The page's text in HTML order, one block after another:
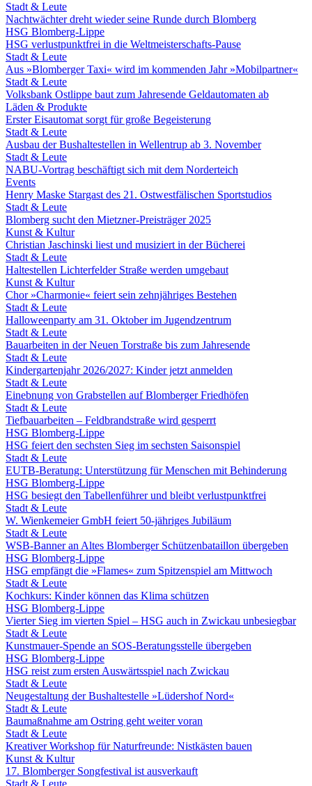
Stadt & Leute
Nachtwächter dreht wieder seine Runde durch Blomberg
HSG Blomberg-Lippe
HSG verlustpunktfrei in die Weltmeisterschafts-Pause
Stadt & Leute
Aus »Blomberger Taxi« wird im kommenden Jahr »Mobilpartner«
Stadt & Leute
Volksbank Ostlippe baut zum Jahresende Geldautomaten ab
Läden & Produkte
Erster Eisautomat sorgt für große Begeisterung
Stadt & Leute
Ausbau der Bushaltestellen in Wellentrup ab 3. November
Stadt & Leute
NABU-Vortrag beschäftigt sich mit dem Norderteich
Events
Henry Maske Stargast des 21. Ostwestfälischen Sportstudios
Stadt & Leute
Blomberg sucht den Mietzner-Preisträger 2025
Kunst & Kultur
Christian Jaschinski liest und musiziert in der Bücherei
Stadt & Leute
Haltestellen Lichterfelder Straße werden umgebaut
Kunst & Kultur
Chor »Charmonie« feiert sein zehnjähriges Bestehen
Stadt & Leute
Halloweenparty am 31. Oktober im Jugendzentrum
Stadt & Leute
Bauarbeiten in der Neuen Torstraße bis zum Jahresende
Stadt & Leute
Kindergartenjahr 2026/2027: Kinder jetzt anmelden
Stadt & Leute
Einebnung von Grabstellen auf Blomberger Friedhöfen
Stadt & Leute
Tiefbauarbeiten – Feldbrandstraße wird gesperrt
HSG Blomberg-Lippe
HSG feiert den sechsten Sieg im sechsten Saisonspiel
Stadt & Leute
EUTB-Beratung: Unterstützung für Menschen mit Behinderung
HSG Blomberg-Lippe
HSG besiegt den Tabellenführer und bleibt verlustpunktfrei
Stadt & Leute
W. Wienkemeier GmbH feiert 50-jähriges Jubiläum
Stadt & Leute
WSB-Banner an Altes Blomberger Schützenbataillon übergeben
HSG Blomberg-Lippe
HSG empfängt die »Flames« zum Spitzenspiel am Mittwoch
Stadt & Leute
Kochkurs: Kinder können das Klima schützen
HSG Blomberg-Lippe
Vierter Sieg im vierten Spiel – HSG auch in Zwickau unbesiegbar
Stadt & Leute
Kunstmauer-Spende an SOS-Beratungsstelle übergeben
HSG Blomberg-Lippe
HSG reist zum ersten Auswärtsspiel nach Zwickau
Stadt & Leute
Neugestaltung der Bushaltestelle »Lüdershof Nord«
Stadt & Leute
Baumaßnahme am Ostring geht weiter voran
Stadt & Leute
Kreativer Workshop für Naturfreunde: Nistkästen bauen
Kunst & Kultur
17. Blomberger Songfestival ist ausverkauft
Stadt & Leute